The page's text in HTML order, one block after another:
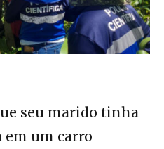
seu marido tinha
em um carro